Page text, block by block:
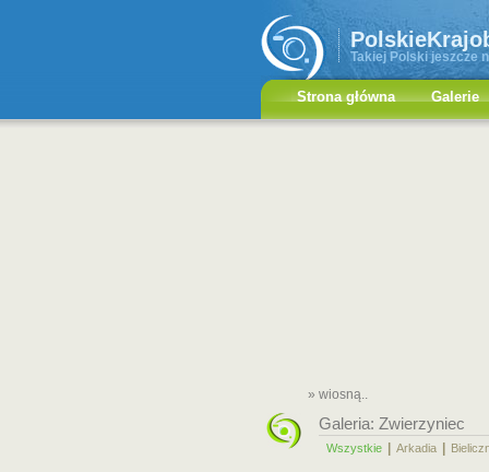
Takiej Polski jeszcze
Strona główna Galerie
» wiosną..
Galeria: Zwierzyniec
Wszystkie Arkadia